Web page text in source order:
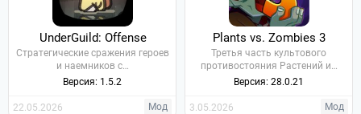
UnderGuild: Offense
Стратегические сражения героев
и наемников с…
Версия: 1.5.2
22.05.2026 Мод
Plants vs. Zombies 3
Третья часть культового
противостояния Растений и…
Версия: 28.0.21
3.05.2026 Мод